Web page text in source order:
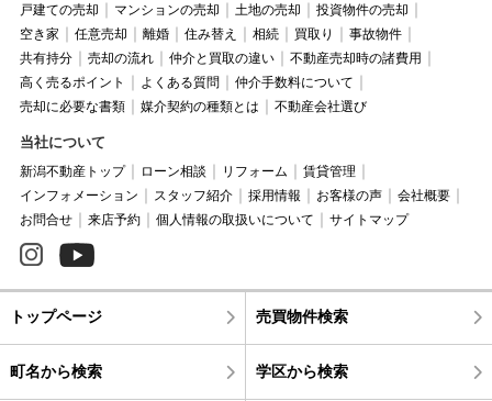
戸建ての売却
マンションの売却 土地の売却
投資物件の売却
空き家
任意売却 離婚 住み替え 相続 買取り
事故物件
共有持分
売却の流れ 仲介と買取の違い
不動産売却時の諸費用
高く売るポイント
よくある質問
仲介手数料について
売却に必要な書類
媒介契約の種類とは 不動産会社選び
当社について
新潟不動産トップ ローン相談 リフォーム
賃貸管理
インフォメーション
スタッフ紹介 採用情報 お客様の声
会社概要
お問合せ
来店予約 個人情報の取扱いについて サイトマップ
トップページ 売買物件検索
町名から検索 学区から検索